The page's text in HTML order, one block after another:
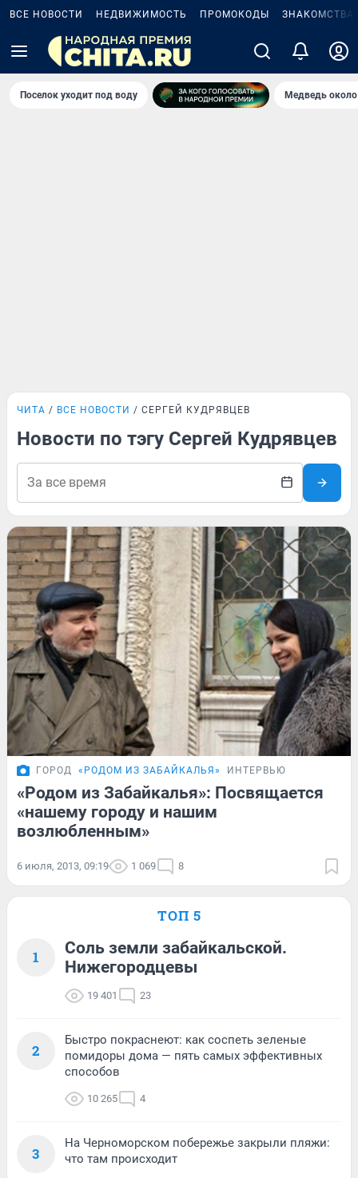
ВСЕ НОВОСТИ НЕДВИЖИМОСТЬ ПРОМОКОДЫ ЗНАКОМСТВА
Поселок уходит под воду Медведь около
ЧИТА ВСЕ НОВОСТИ СЕРГЕЙ КУДРЯВЦЕВ
Новости по тэгу Сергей Кудрявцев
ГОРОД «РОДОМ ИЗ ЗАБАЙКАЛЬЯ» ИНТЕРВЬЮ
«Родом из Забайкалья»: Посвящается
«нашему городу и нашим
возлюбленным»
6 июля, 2013, 09:19 1 069 8
ТОП 5
1
Соль земли забайкальской.
Нижегородцевы
19 401 23
2
Быстро покраснеют: как соспеть зеленые
помидоры дома — пять самых эффективных
способов
10 265 4
3
На Черноморском побережье закрыли пляжи:
что там происходит